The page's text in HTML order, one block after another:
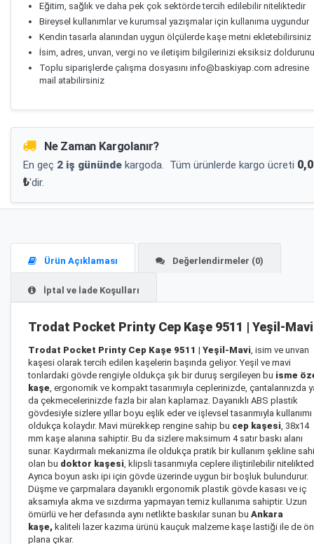
Eğitim, sağlık ve daha pek çok sektörde tercih edilebilir niteliktedir
Bireysel kullanımlar ve kurumsal yazışmalar için kullanıma uygundur
Kendin tasarla alanından uygun ölçülerde kaşe metni ekletebilirsiniz
İsim, adres, unvan, vergi no ve iletişim bilgilerinizi eksiksiz
Toplu siparişlerde çalışma dosyasını info@baskiyap.com adresine
mail atabilirsiniz
Ne Zaman Kargolanır?
En geç 2 iş gününde kargoda. Tüm ürünlerde kargo ücreti
₺'dir.
Ürün Açıklaması Değerlendirmeler (0)
İptal ve İade Koşulları
Trodat Pocket Printy Cep Kaşe 9511 | Yeşil-Mavi
Trodat Pocket Printy Cep Kaşe 9511 | Yeşil-Mavi , isim ve unvan
kaşesi olarak tercih edilen kaşelerin başında geliyor. Yeşil ve mavi
tonlardaki gövde rengiyle oldukça şık bir duruş sergileyen bu isme
kaşe , ergonomik ve kompakt tasarımıyla ceplerinizde, çantalarınızda
da çekmecelerinizde fazla bir alan kaplamaz. Dayanıklı ABS plastik
gövdesiyle sizlere yıllar boyu eşlik eder ve işlevsel tasarımıyla kullanımı
oldukça kolaydır. Mavi mürekkep rengine sahip bu cep kaşesi , 38x14
mm kaşe alanına sahiptir. Bu da sizlere maksimum 4 satır baskı alanı
sunar. Kaydırmalı mekanizma ile oldukça pratik bir kullanım şekline
olan bu doktor kaşesi , klipsli tasarımıyla ceplere iliştirilebilir
Ayrıca boyun askı ipi için gövde üzerinde uygun bir boşluk bulundurur.
Düşme ve çarpmalara dayanıklı ergonomik plastik gövde kasası ve iç
aksamıyla akma ve sızdırma yapmayan temiz kullanıma sahiptir. Uzun
ömürlü ve her defasında aynı netlikte baskılar sunan bu Ankara
kaşe, kaliteli lazer kazıma ürünü kauçuk malzeme kaşe lastiği ile de ön
plana çıkar.